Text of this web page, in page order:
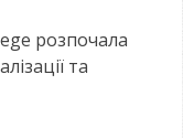
розпочала
та